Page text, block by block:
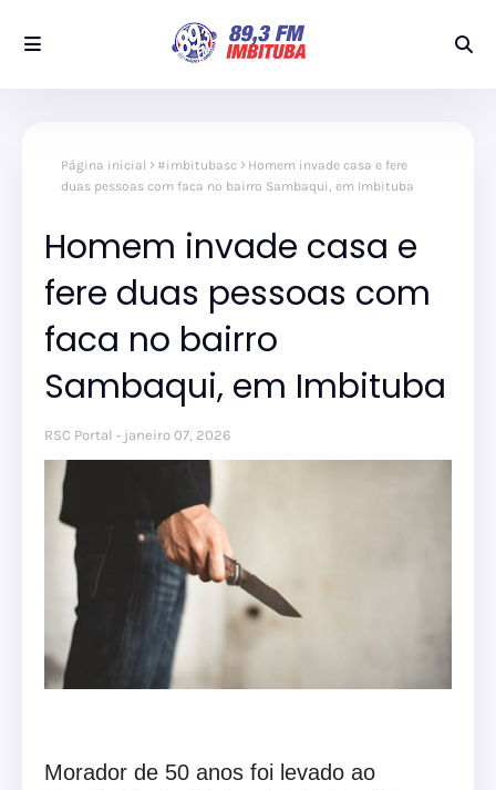
Página inicial #imbitubasc
Homem invade casa e fere
duas pessoas com faca no bairro Sambaqui, em Imbituba
Homem invade casa e
fere duas pessoas com
faca no bairro
Sambaqui, em Imbituba
RSC Portal janeiro 07, 2026
Morador de 50 anos foi levado ao